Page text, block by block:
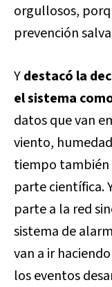
orgullosos,
prevención salva
Ydestacó la
el sistema
datos que van
viento,
tiempo también
parte científica.
parte a la red
sistema de
van a ir
los eventos